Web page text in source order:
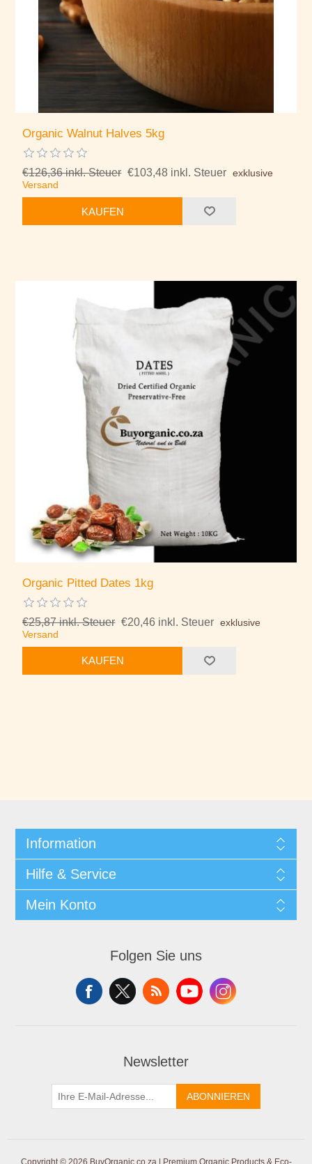
Organic Walnut Halves 5kg
€126,36 inkl. Steuer €103,48 inkl. Steuer exklusive
Versand
KAUFEN
Organic Pitted Dates 1kg
€25,87 inkl. Steuer €20,46 inkl. Steuer exklusive
Versand
KAUFEN
Information
Hilfe & Service
Mein Konto
Folgen Sie uns
Newsletter
ABONNIEREN
Copyright © 2026 BuyOrganic.co.za | Premium Organic Products & Eco-